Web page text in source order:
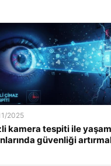
2025
kamera tespiti ile yaşam
güvenliği